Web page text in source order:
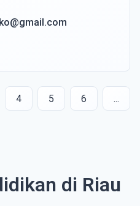
4 5 6 ...
di Riau